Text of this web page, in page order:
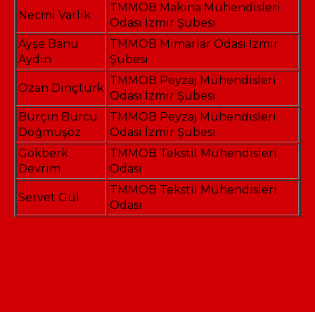
Necmi Varlık
TMMOB Makina Mühendisleri
Odası İzmir Şubesi
Ayşe Banu
Aydın
TMMOB Mimarlar Odası İzmir
Şubesi
Ozan Dinçtürk
TMMOB Peyzaj Mühendisleri
Odası İzmir Şubesi
Burçin Burcu
Doğmuşöz
TMMOB Peyzaj Mühendisleri
Odası İzmir Şubesi
Gökberk
Devrim
TMMOB Tekstil Mühendisleri
Odası
Servet Gül
TMMOB Tekstil Mühendisleri
Odası